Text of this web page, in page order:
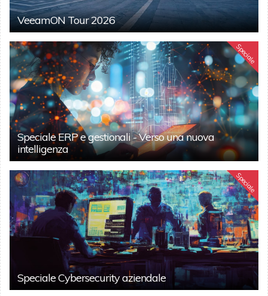
VeeamON Tour 2026
Speciale
Speciale ERP e gestionali - Verso una nuova
intelligenza
Speciale
Speciale Cybersecurity aziendale